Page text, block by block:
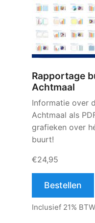
Rapportage
Achtmaal
Informatie over
Achtmaal als
grafieken over
buurt!
€24,95
Bestellen
Inclusief 21% BTW